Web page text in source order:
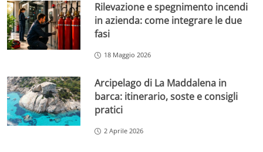
Rilevazione e spegnimento incendi
in azienda: come integrare le due
fasi
18 Maggio 2026
Arcipelago di La Maddalena in
barca: itinerario, soste e consigli
pratici
2 Aprile 2026